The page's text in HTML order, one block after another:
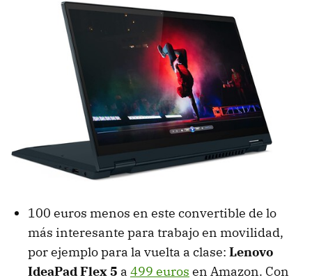
100 euros menos en este convertible de lo
más interesante para trabajo en movilidad,
por ejemplo para la vuelta a clase: Lenovo
IdeaPad Flex 5 a 499 euros en Amazon. Con